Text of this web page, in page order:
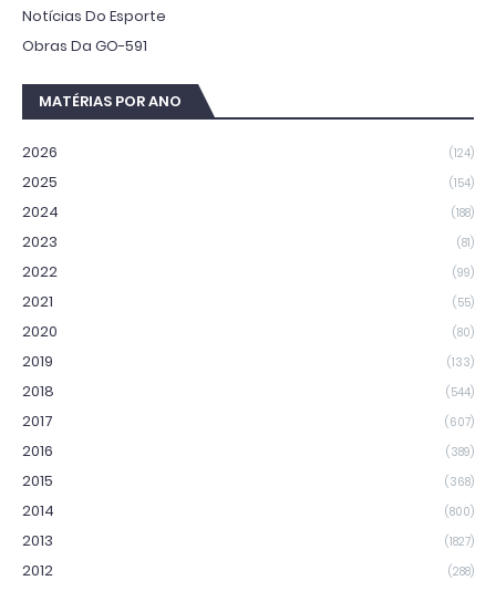
Notícias Do Esporte
Obras Da GO-591
MATÉRIAS POR ANO
2026 (124)
2025 (154)
2024 (188)
2023 (81)
2022 (99)
2021 (55)
2020 (80)
2019 (133)
2018 (544)
2017 (607)
2016 (389)
2015 (368)
2014 (800)
2013 (1827)
2012 (288)